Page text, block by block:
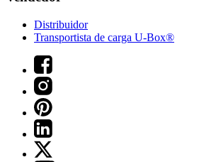
Distribuidor
Transportista de carga U-Box®